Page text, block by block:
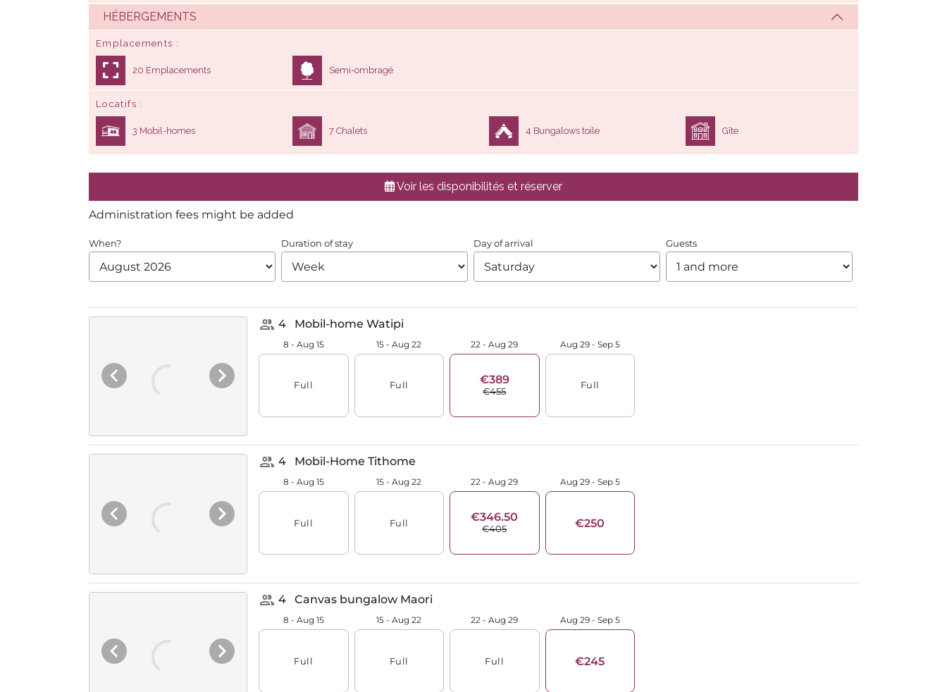
HÉBERGEMENTS
Emplacements
20 Emplacements Semi-ombragé
Locatifs
3 Mobil-homes 7 Chalets 4 Bungalows toile Gîte
Voir les disponibilités et réserver